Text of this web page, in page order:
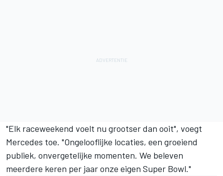
"Elk raceweekend voelt nu grootser dan ooit", voegt
Mercedes toe. "Ongelooflijke locaties, een groeiend
publiek, onvergetelijke momenten. We beleven
meerdere keren per jaar onze eigen Super Bowl."